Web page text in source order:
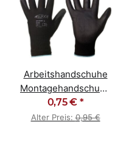
Arbeitshandschuhe
Montagehandschuhe
PU schwarz
0,75 € *
Alter Preis:0,95 €